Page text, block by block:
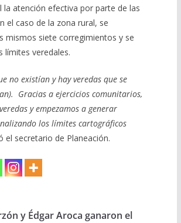
la atención efectiva por parte de las
el caso de la zona rural, se
mismos siete corregimientos y se
límites veredales.
no existían y hay veredas que se
Gracias a ejercicios comunitarios,
y empezamos a generar
los límites cartográficos
el secretario de Planeación.
y Édgar Aroca ganaron el